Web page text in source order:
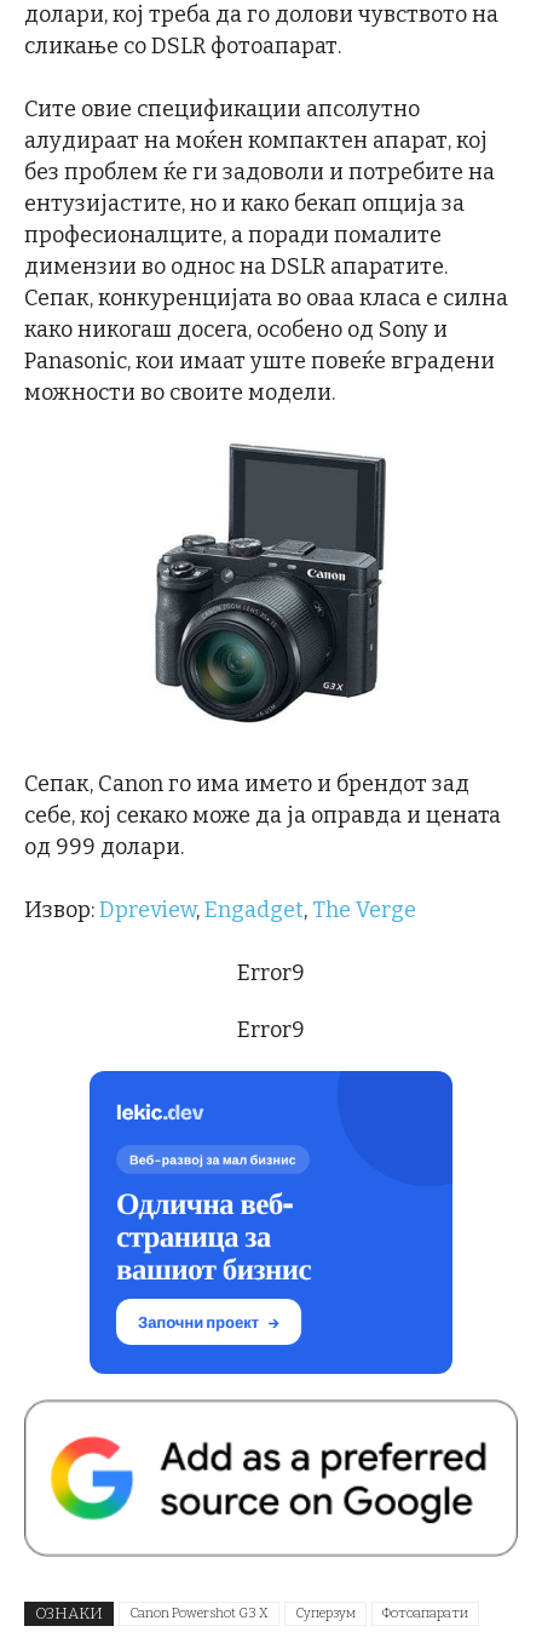
долари, кој треба да го долови чувството на
сликање со DSLR фотоапарат.
Сите овие спецификации апсолутно
алудираат на моќен компактен апарат, кој
без проблем ќе ги задоволи и потребите на
ентузијастите, но и како бекап опција за
професионалците, а поради помалите
димензии во однос на DSLR апаратите.
Сепак, конкуренцијата во оваа класа е силна
како никогаш досега, особено од Sony и
Panasonic, кои имаат уште повеќе вградени
можности во своите модели.
Сепак, Canon го има името и брендот зад
себе, кој секако може да ја оправда и цената
од 999 долари.
Извор:Dpreview,Engadget, The Verge
Error9
Error9
ОЗНАКИ Canon Powershot G3 X Суперзум Фотоапарати